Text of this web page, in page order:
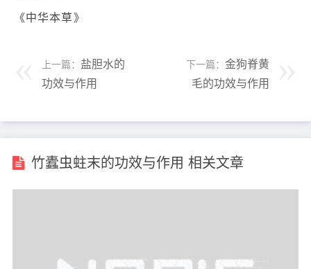
《中华本草》
上一篇： 盐胆水的
功效与作用
下一篇： 金狗脊黄
毛的功效与作用
竹蠹虫蛀末的功效与作用 相关文章